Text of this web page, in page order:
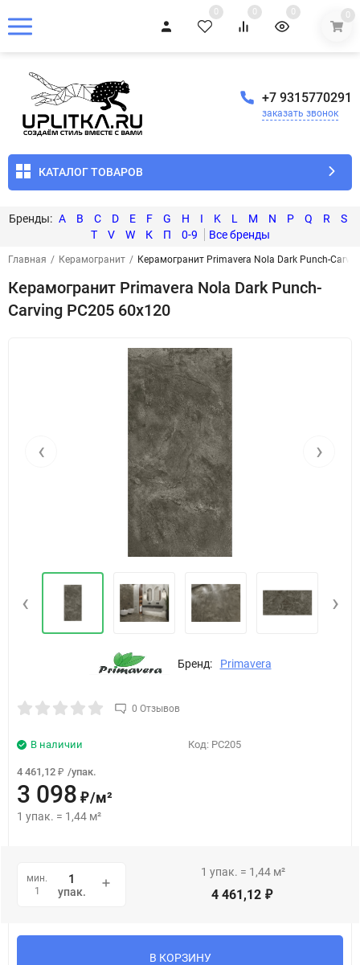
0 0 0 0
+7 9315770291
заказать звонок
КАТАЛОГ ТОВАРОВ
A B C D E F G H I K L M N P Q R
S
T
V W К П 0-9
Главная / Керамогранит / Керамогранит Primavera Nola Dark Punch-
Керамогранит Primavera Nola Dark Punch-
Carving PC205 60x120
‹ ›
‹ ›
Бренд: Primavera
0 Отзывов
Код: PC205
В наличии
4 461,12 ₽ /упак.
3 098 ₽/м²
1 упак. = 1,44 м²
мин.
1
упак.
1 упак. = 1,44 м²
4 461,12 ₽
В КОРЗИНУ